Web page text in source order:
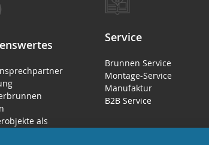
als
Service
Brunnen Service
Montage-Service
Manufaktur
B2B Service